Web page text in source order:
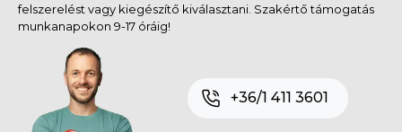
felszerelést vagy kiegészítő kiválasztani. Szakértő támogatás
munkanapokon 9-17 óráig!
+36/1 411 3601